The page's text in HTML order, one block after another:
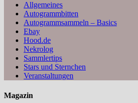
Allgemeines
Autogrammbitten
Autogrammsammeln – Basics
Ebay
Hood.de
Nekrolog
Sammlertips
Stars und Sternchen
Veranstaltungen
Magazin